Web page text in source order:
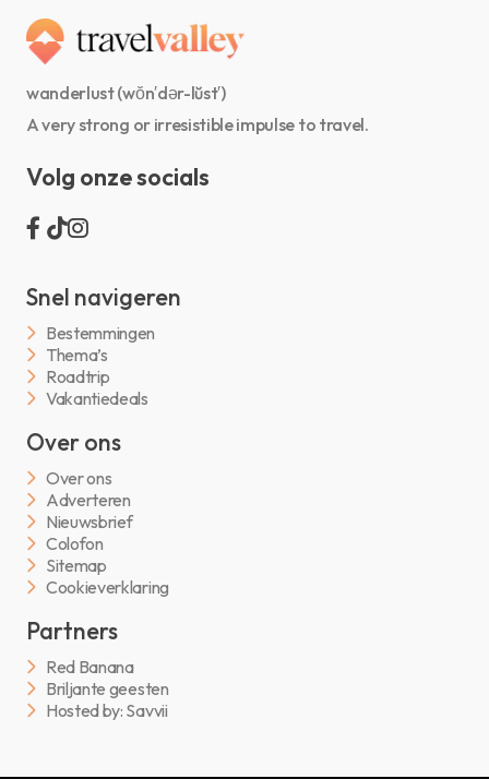
wanderlust (wŏn′dər-lŭst′)
A very strong or irresistible impulse to travel.
Volg onze socials
Snel navigeren
Bestemmingen
Thema’s
Roadtrip
Vakantiedeals
Over ons
Over ons
Adverteren
Nieuwsbrief
Colofon
Sitemap
Cookieverklaring
Partners
Red Banana
Briljante geesten
Hosted by: Savvii